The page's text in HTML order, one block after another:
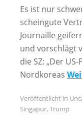
Es ist nur
scheingute
Journaille
und vorschlägt
die SZ: „Der
Nordkoreas
Veröffentlicht in
Singapur, Trump